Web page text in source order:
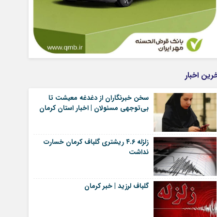
اخبار
سخن خبرنگاران از دغدغه معیشت تا
بی‌توجهی مسئولان | اخبار استان کرمان
زلزله ۴.۶ ریشتری گلباف کرمان خسارت
نداشت
گلباف لرزید | خبر کرمان